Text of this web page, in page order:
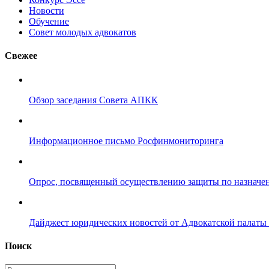
Новости
Обучение
Совет молодых адвокатов
Свежее
Обзор заседания Совета АПКК
Информационное письмо Росфинмониторинга
Опрос, посвященный осуществлению защиты по
Дайджест юридических новостей от Адвокатской палаты
Поиск